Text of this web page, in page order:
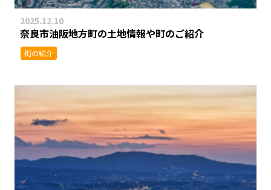
2025.12.10
奈良市油阪地方町の土地情報や町のご紹介
街の紹介